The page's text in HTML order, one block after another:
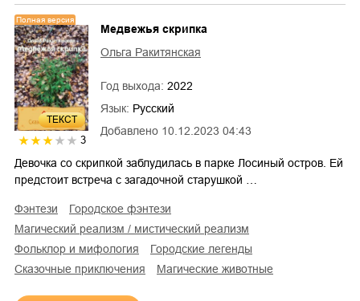
ТЕКСТ
Полная версия
3
Добавлено 10.12.2023 04:43
Медвежья скрипка
Ольга Ракитянская
Год выхода: 2022
Язык: Русский
Девочка со скрипкой заблудилась в парке Лосиный остров. Ей
предстоит встреча с загадочной старушкой …
фэнтези
городское фэнтези
магический реализм / мистический реализм
фольклор и мифология
городские легенды
сказочные приключения
магические животные